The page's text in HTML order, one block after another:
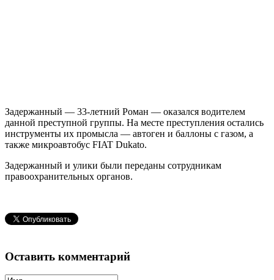
Задержанный — 33-летний Роман — оказался водителем
данной преступной группы. На месте преступления остались
инструменты их промысла — автоген и баллоны с газом, а
также микроавтобус FIAT Dukato.
Задержанный и улики были переданы сотрудникам
правоохранительных органов.
Оставить комментарий